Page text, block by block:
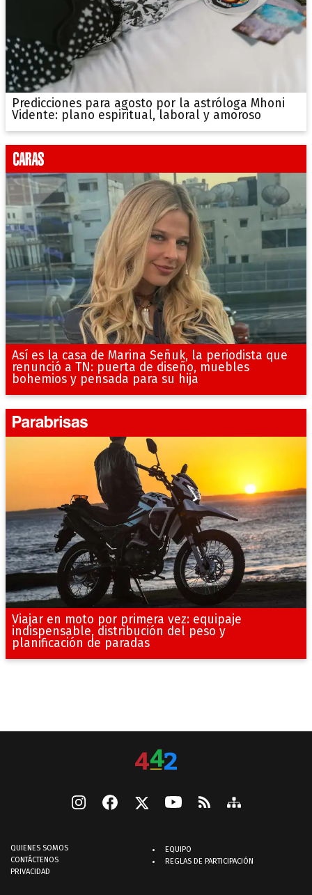
Predicciones para agosto por la astróloga Mhoni
Vidente: plano espiritual, laboral y amoroso
Así es la casa de Marina Señuk, la periodista que
renunció a TN: puerta de diseño, muebles
bohemios y pensada para su hija
Viajar en moto por primera vez: equipaje
indispensable, distribución del peso y
planificación de paradas
QUIENES SOMOS
CONTÁCTENOS
PRIVACIDAD
EQUIPO
REGLAS DE PARTICIPACIÓN